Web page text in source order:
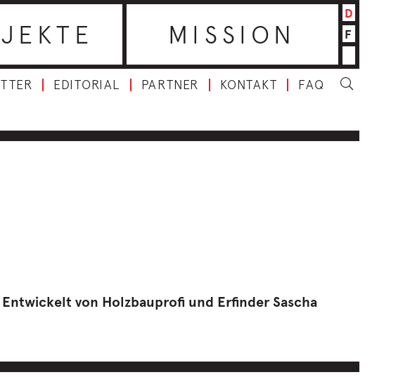
MISSION
D
F
EDITORIAL PARTNER KONTAKT FAQ
von Holzbauprofi und Erfinder Sascha